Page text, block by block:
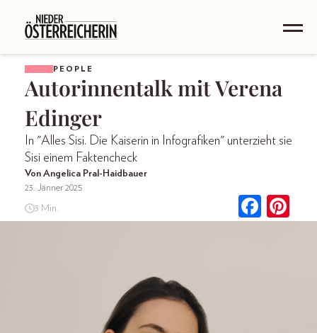
PEOPLE
Autorinnentalk mit Verena
Edinger
In "Alles Sisi. Die Kaiserin in Infografiken" unterzieht sie
Sisi einem Faktencheck
Von Angelica Pral-Haidbauer
23. Jänner 2025
3 Min.